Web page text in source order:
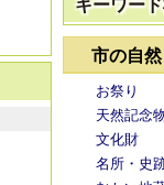
キーワー
市の自
お祭り
天然記念
文化財
名所・史